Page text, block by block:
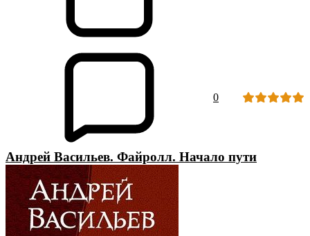
0
Андрей Васильев. Файролл. Начало пути